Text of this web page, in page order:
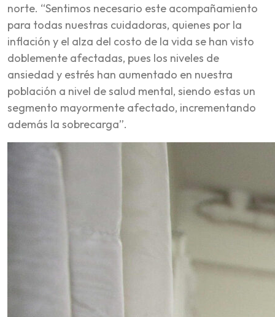
norte. “Sentimos necesario este acompañamiento
para todas nuestras cuidadoras, quienes por la
inflación y el alza del costo de la vida se han visto
doblemente afectadas, pues los niveles de
ansiedad y estrés han aumentado en nuestra
población a nivel de salud mental, siendo estas un
segmento mayormente afectado, incrementando
además la sobrecarga”.